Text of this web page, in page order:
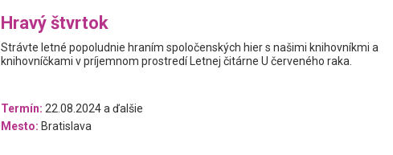
Hravý štvrtok
Strávte letné popoludnie hraním spoločenských hier s našimi knihovníkmi a
knihovníčkami v príjemnom prostredí Letnej čitárne U červeného raka.
Termín: 22.08.2024 a ďalšie
Mesto: Bratislava